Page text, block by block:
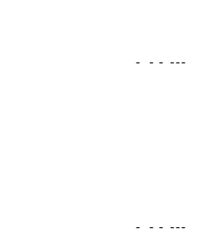
- - - ---
- - - ---